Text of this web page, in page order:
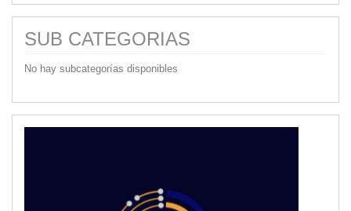
SUB CATEGORIAS
No hay subcategorías disponibles